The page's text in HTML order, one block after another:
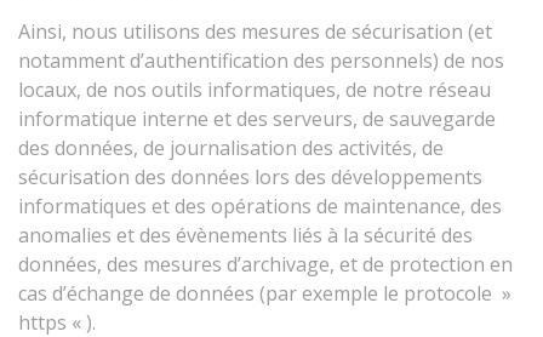
Ainsi, nous utilisons des mesures de sécurisation (et
notamment d’authentification des personnels) de nos
locaux, de nos outils informatiques, de notre réseau
informatique interne et des serveurs, de sauvegarde
des données, de journalisation des activités, de
sécurisation des données lors des développements
informatiques et des opérations de maintenance, des
anomalies et des évènements liés à la sécurité des
données, des mesures d’archivage, et de protection en
cas d’échange de données (par exemple le protocole »
https « ).